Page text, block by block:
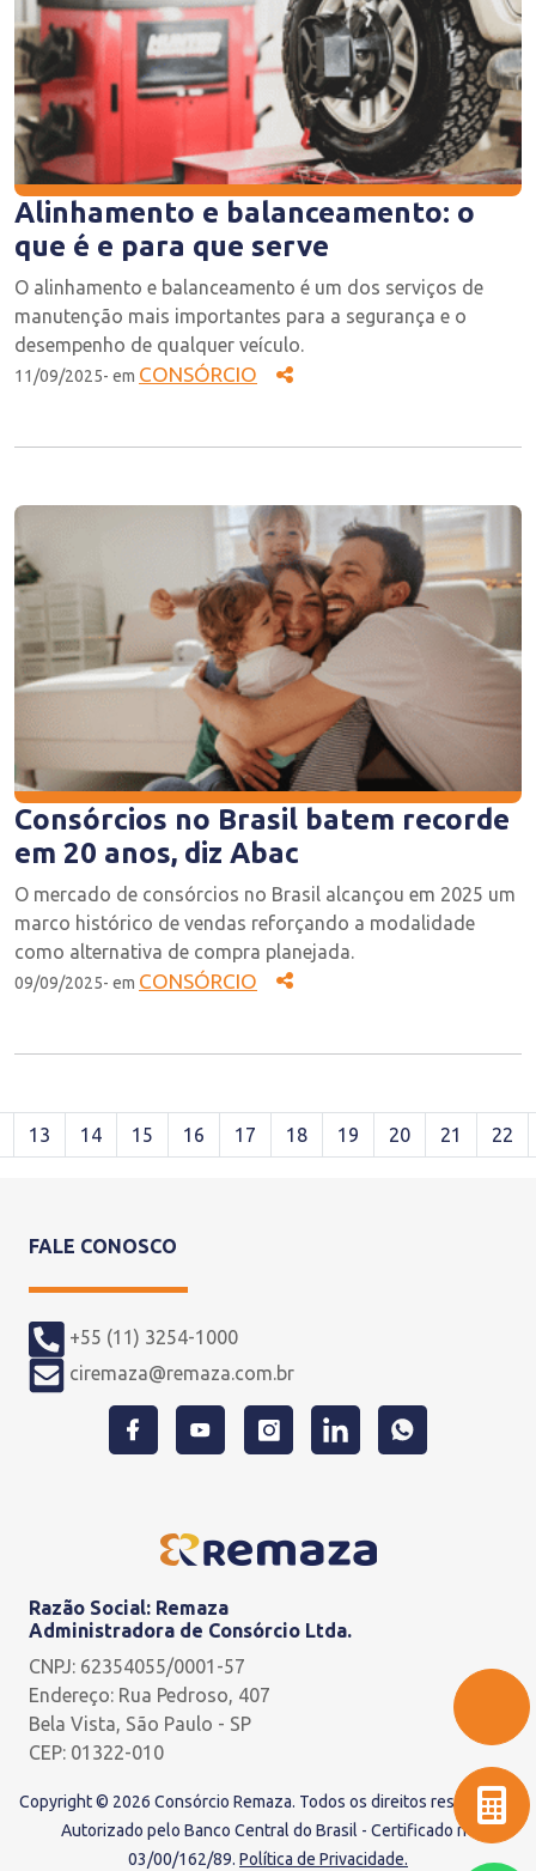
Alinhamento e balanceamento: o
que é e para que serve
O alinhamento e balanceamento é um dos serviços de
manutenção mais importantes para a segurança e o
desempenho de qualquer veículo.
11/09/2025- em CONSÓRCIO
Consórcios no Brasil batem recorde
em 20 anos, diz Abac
O mercado de consórcios no Brasil alcançou em 2025 um
marco histórico de vendas reforçando a modalidade
como alternativa de compra planejada.
09/09/2025- em CONSÓRCIO
13 14 15 16 17 18 19 20 21 22
FALE CONOSCO
+55 (11) 3254-1000
ciremaza@remaza.com.br
Razão Social: Remaza
Administradora de Consórcio Ltda.
CNPJ: 62354055/0001-57
Endereço: Rua Pedroso, 407
Bela Vista, São Paulo - SP
CEP: 01322-010
Copyright © 2026 Consórcio Remaza. Todos os direitos reservados.
Autorizado pelo Banco Central do Brasil - Certificado nº
03/00/162/89. Política de Privacidade.